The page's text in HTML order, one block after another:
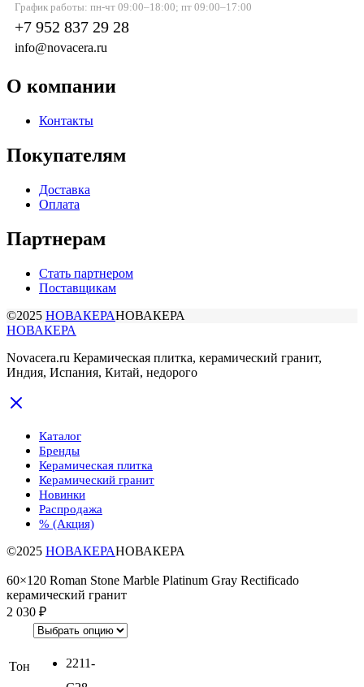
График работы: пн-чт 09:00–18:00; пт 09:00–17:00
+7 952 837 29 28
info@novacera.ru
О компании
Контакты
Покупателям
Доставка
Оплата
Партнерам
Стать партнером
Поставщикам
©2025 НОВАКЕРАНОВАКЕРА
НОВАКЕРА
Novacera.ru Керамическая плитка, керамический гранит,
Индия, Испания, Китай, недорого
Каталог
Бренды
Керамическая плитка
Керамический гранит
Новинки
Распродажа
% (Акция)
©2025 НОВАКЕРАНОВАКЕРА
60×120 Roman Stone Marble Platinum Gray Rectificado
керамический гранит
2 030 ₽
Тон
2211-